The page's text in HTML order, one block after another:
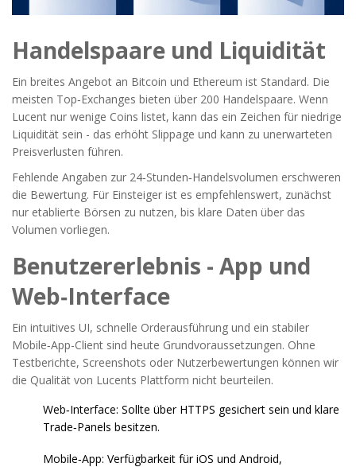
Handelspaare und Liquidität
Ein breites Angebot an Bitcoin und Ethereum ist Standard. Die
meisten Top‑Exchanges bieten über 200 Handelspaare. Wenn
Lucent nur wenige Coins listet, kann das ein Zeichen für niedrige
Liquidität sein - das erhöht Slippage und kann zu unerwarteten
Preisverlusten führen.
Fehlende Angaben zur 24‑Stunden‑Handelsvolumen erschweren
die Bewertung. Für Einsteiger ist es empfehlenswert, zunächst
nur etablierte Börsen zu nutzen, bis klare Daten über das
Volumen vorliegen.
Benutzererlebnis - App und
Web‑Interface
Ein intuitives UI, schnelle Orderausführung und ein stabiler
Mobile‑App-Client sind heute Grundvoraussetzungen. Ohne
Testberichte, Screenshots oder Nutzerbewertungen können wir
die Qualität von Lucents Plattform nicht beurteilen.
Web‑Interface: Sollte über HTTPS gesichert sein und klare
Trade‑Panels besitzen.
Mobile‑App: Verfügbarkeit für iOS und Android,